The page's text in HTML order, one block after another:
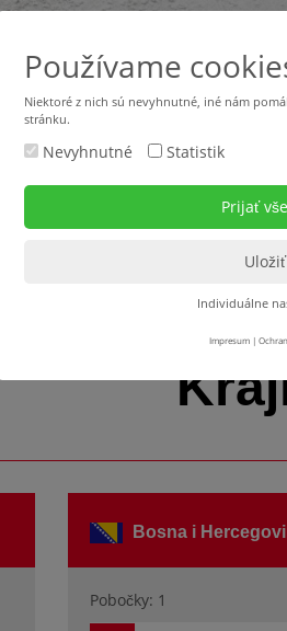
Stroje v
Bosna i
Pobočky: 1
Používame
Niektoré z nich sú nevyhnutné, iné nám
stránku.
Nevyhnutné Statistik
Individuálne
Impresum|